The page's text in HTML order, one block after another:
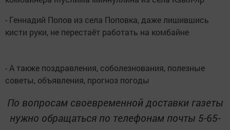
- Геннадий Попов из села Поповка, даже лишившись
кисти руки, не перестаёт работать на комбайне
- А также поздравления, соболезнования, полезные
советы, объявления, прогноз погоды
По вопросам своевременной доставки газеты
нужно обращаться по телефонам почты 5-65-